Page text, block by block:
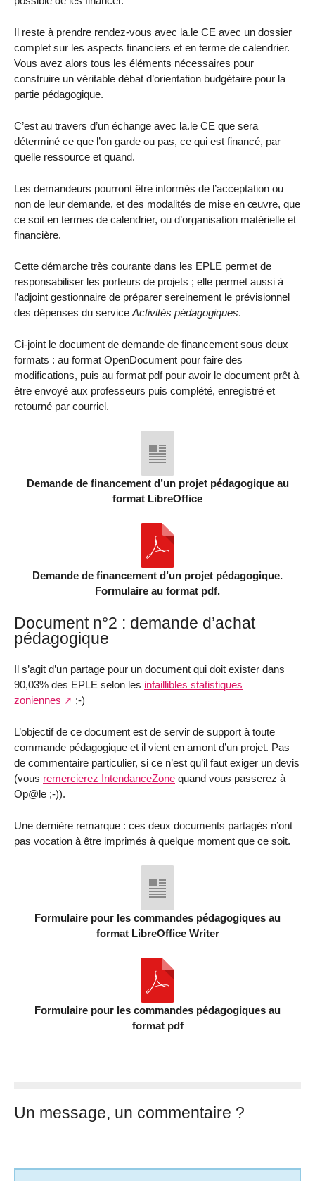
Il reste à prendre rendez-vous avec la.le CE avec un dossier
complet sur les aspects financiers et en terme de calendrier.
Vous avez alors tous les éléments nécessaires pour
construire un véritable débat d’orientation budgétaire pour la
partie pédagogique.
C’est au travers d’un échange avec la.le CE que sera
déterminé ce que l’on garde ou pas, ce qui est financé, par
quelle ressource et quand.
Les demandeurs pourront être informés de l’acceptation ou
non de leur demande, et des modalités de mise en œuvre, que
ce soit en termes de calendrier, ou d’organisation matérielle et
financière.
Cette démarche très courante dans les EPLE permet de
responsabiliser les porteurs de projets ; elle permet aussi à
l’adjoint gestionnaire de préparer sereinement le prévisionnel
des dépenses du serviceActivités pédagogiques.
Ci-joint le document de demande de financement sous deux
formats : au format OpenDocument pour faire des
modifications, puis au format pdf pour avoir le document prêt à
être envoyé aux professeurs puis complété, enregistré et
retourné par courriel.
Demande de financement d’un projet pédagogique au
format LibreOffice
Demande de financement d’un projet pédagogique.
Formulaire au format pdf.
Document n°2 : demande d’achat
pédagogique
Il s’agit d’un partage pour un document qui doit exister dans
90,03% des EPLE selon les infaillibles statistiques
zoniennes
;-)
L’objectif de ce document est de servir de support à toute
commande pédagogique et il vient en amont d’un projet. Pas
de commentaire particulier, si ce n’est qu’il faut exiger un devis
(vous remercierez IntendanceZone quand vous passerez à
Op@le ;-)).
Une dernière remarque : ces deux documents partagés n’ont
pas vocation à être imprimés à quelque moment que ce soit.
Formulaire pour les commandes pédagogiques au
format LibreOffice Writer
Formulaire pour les commandes pédagogiques au
format pdf
Un message, un commentaire ?